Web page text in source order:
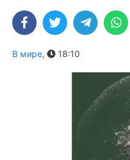
В мире, 18:10